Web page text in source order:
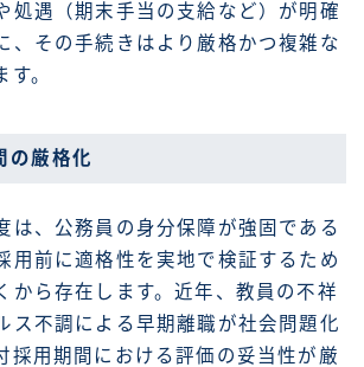
処遇（期末手当の支給など）が明確
、その手続きはより厳格かつ複雑な
。
の厳格化
、公務員の身分保障が強固である
用前に適格性を実地で検証するため
から存在します。近年、教員の不祥
ス不調による早期離職が社会問題化
採用期間における評価の妥当性が厳